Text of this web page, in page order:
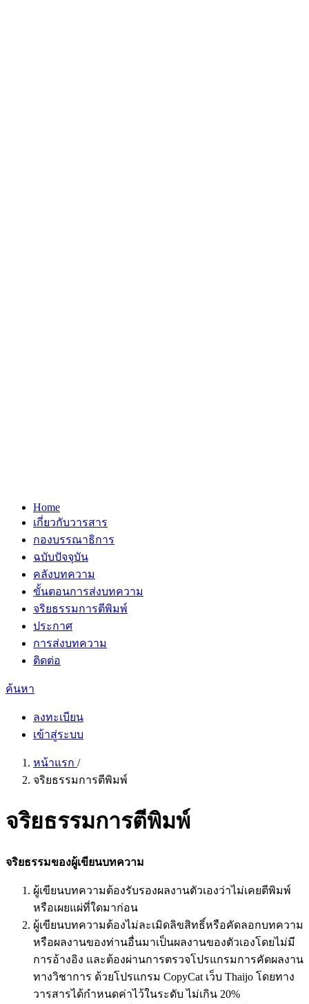
Home
เกี่ยวกับวารสาร
กองบรรณาธิการ
ฉบับปัจจุบัน
คลังบทความ
ขั้นตอนการส่งบทความ
จริยธรรมการตีพิมพ์
ประกาศ
การส่งบทความ
ติดต่อ
ค้นหา
ลงทะเบียน
เข้าสู่ระบบ
หน้าแรก /
จริยธรรมการตีพิมพ์
จริยธรรมการตีพิมพ์
จริยธรรมของผู้เขียนบทความ
ผู้เขียนบทความต้องรับรองผลงานตัวเองว่าไม่เคยตีพิมพ์
หรือเผยแผ่ที่ใดมาก่อน
ผู้เขียนบทความต้องไม่ละเมิดลิขสิทธิ์หรือคัดลอกบทความ
หรือผลงานของท่านอื่นมาเป็นผลงานของตัวเองโดยไม่มี
การอ้างอิง และต้องผ่านการตรวจโปรแกรมการคัดผลงาน
ทางวิชาการ ด้วยโปรแกรม CopyCat เว็บ Thaijo โดยทาง
วารสารได้กำหนดค่าไว้ในระดับ ไม่เกิน 20%